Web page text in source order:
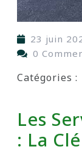
23 juin
0
Catégories :
Les
: La